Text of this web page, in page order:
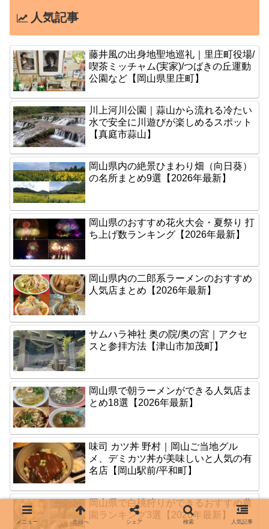
人気記事
藤井風の出身地聖地巡礼｜里庄町役場/
喫茶ミッチャム(実家)/つばきの丘運動
公園など【岡山県里庄町】
川上河川公園｜蒜山から流れる冷たい
水で安全に川遊びが楽しめるスポット
【真庭市蒜山】
岡山県内の絶景ひまわり畑（向日葵）
の名所まとめ9選【2026年最新】
岡山県のおすすめ花火大会・夏祭り 打
ち上げ数ランキング【2026年最新】
岡山県内の二郎系ラーメンのおすすめ
人気店まとめ【2026年最新】
サムハラ神社 奥の院/奥の宮｜アクセ
スと参拝方法【津山市加茂町】
岡山県で朝ラーメンができる人気店ま
とめ18選【2026年最新】
味司 カツ丼 野村｜岡山ご当地グル
メ、デミカツ丼が美味しいと人気の有
名店【岡山駅前/平和町】
岡山県で白桃狩りができるおすすめ農
園ランキング3選【2026年最新】
メニュー 先頭へ シェア 検索 人気記事